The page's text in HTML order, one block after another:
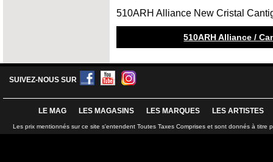
510ARH Alliance New Cristal
510ARH Alliance /
SUIVEZ-NOUS SUR
LE MAG LES MAGASINS LES MARQUES LES ARTISTES
Les prix mentionnés sur ce site s'entendent Toutes Taxes Comprises et sont donnés à